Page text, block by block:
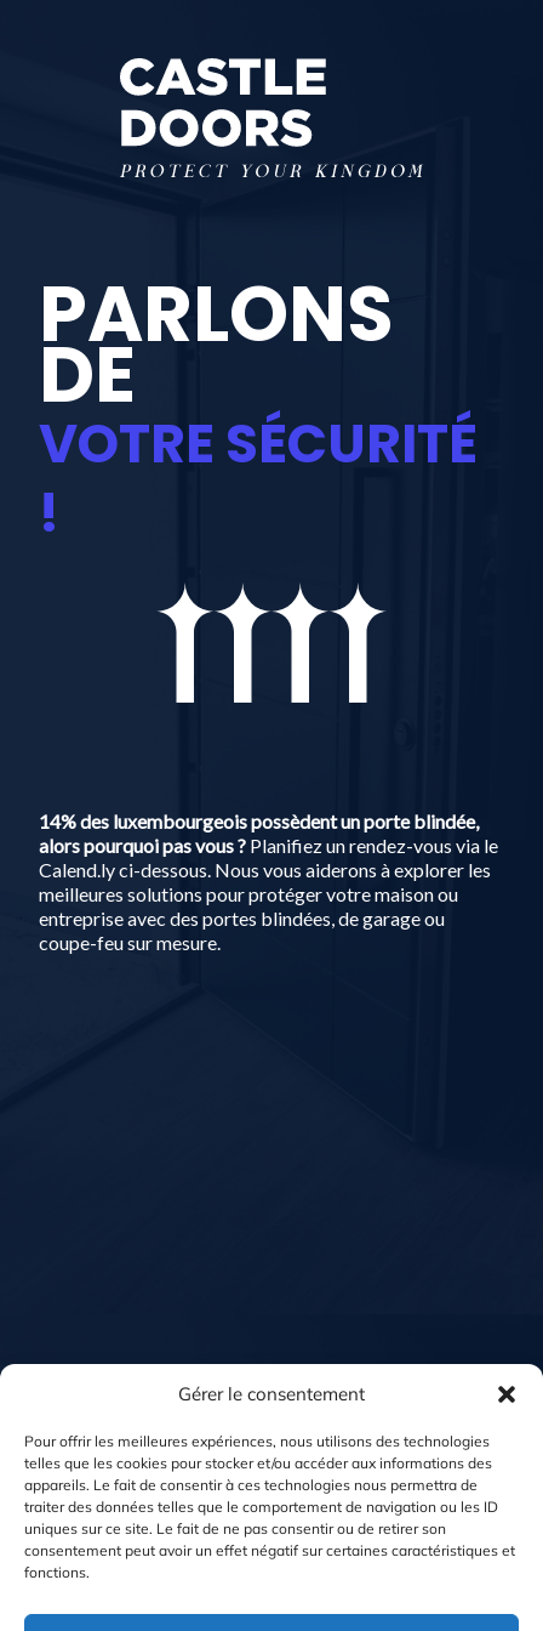
Gérer le consentement
Pour offrir les meilleures expériences, nous utilisons des technologies
telles que les cookies pour stocker et/ou accéder aux informations des
appareils. Le fait de consentir à ces technologies nous permettra de
traiter des données telles que le comportement de navigation ou les ID
uniques sur ce site. Le fait de ne pas consentir ou de retirer son
consentement peut avoir un effet négatif sur certaines caractéristiques et
fonctions.
PARLONS
DE
VOTRE SÉCURITÉ
!
14% des luxembourgeois possèdent un porte blindée,
alors pourquoi pas vous ? Planifiez un rendez-vous via le
Calend.ly ci-dessous. Nous vous aiderons à explorer les
meilleures solutions pour protéger votre maison ou
entreprise avec des portes blindées, de garage ou
coupe-feu sur mesure.